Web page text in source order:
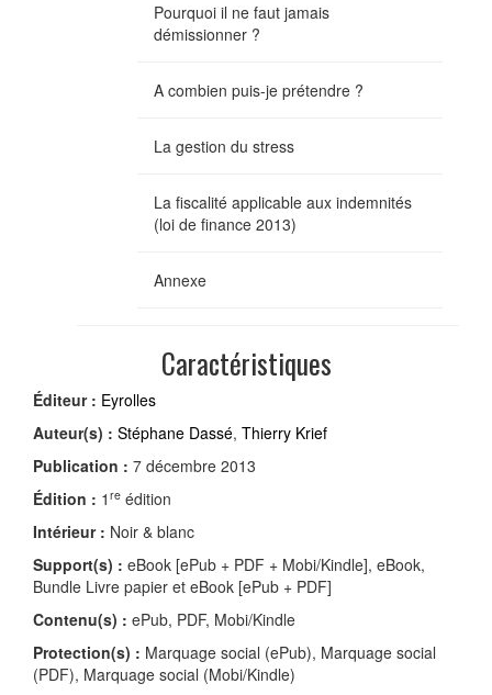
Pourquoi il ne faut jamais
démissionner ?
A combien puis-je prétendre ?
La gestion du stress
La fiscalité applicable aux indemnités
(loi de finance 2013)
Annexe
Caractéristiques
Éditeur : Eyrolles
Auteur(s) : Stéphane Dassé, Thierry Krief
Publication : 7 décembre 2013
Édition : 1 re édition
Intérieur : Noir & blanc
Support(s) : eBook [ePub + PDF + Mobi/Kindle], eBook,
Bundle Livre papier et eBook [ePub + PDF]
Contenu(s) : ePub, PDF, Mobi/Kindle
Protection(s) : Marquage social (ePub), Marquage social
(PDF), Marquage social (Mobi/Kindle)